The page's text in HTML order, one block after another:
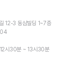
12-3 동심빌딩 1~7층
시30분 ~ 13시30분